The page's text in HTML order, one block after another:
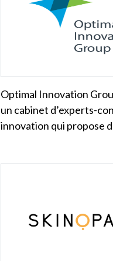
Optimal Innovation
un cabinet d’experts-
innovation qui propose